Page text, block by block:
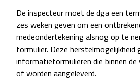
De inspecteur moet de dga een
zes weken geven om een
medeondertekening alsnog op te
formulier. Deze
informatieformulieren die binnen de
of worden aangeleverd.